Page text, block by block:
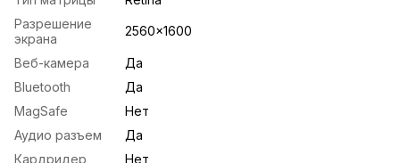
Разрешение
экрана
2560x1600
Веб-камера
Да
Bluetooth
Да
MagSafe
Нет
Аудио разъем
Да
Кардридер
Нет